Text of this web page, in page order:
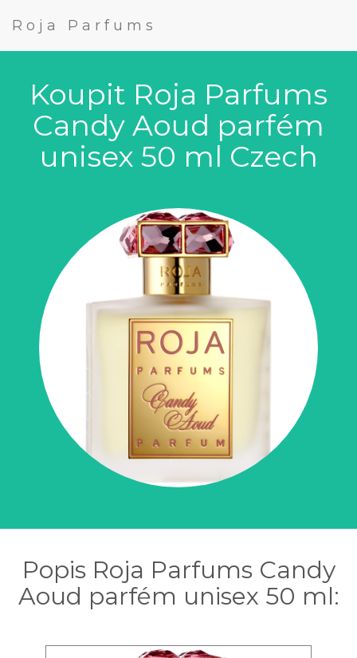
Roja Parfums
Koupit Roja Parfums
Candy Aoud parfém
unisex 50 ml Czech
Popis Roja Parfums Candy
Aoud parfém unisex 50 ml: